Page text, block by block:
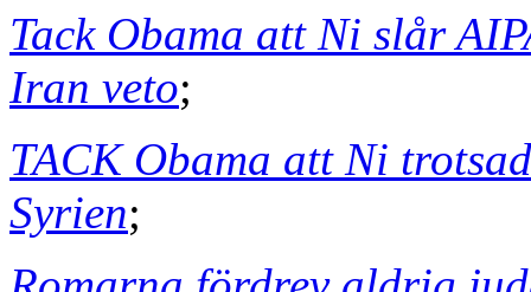
Tack Obama att Ni slår
Iran veto;
TACK Obama att Ni
Syrien;